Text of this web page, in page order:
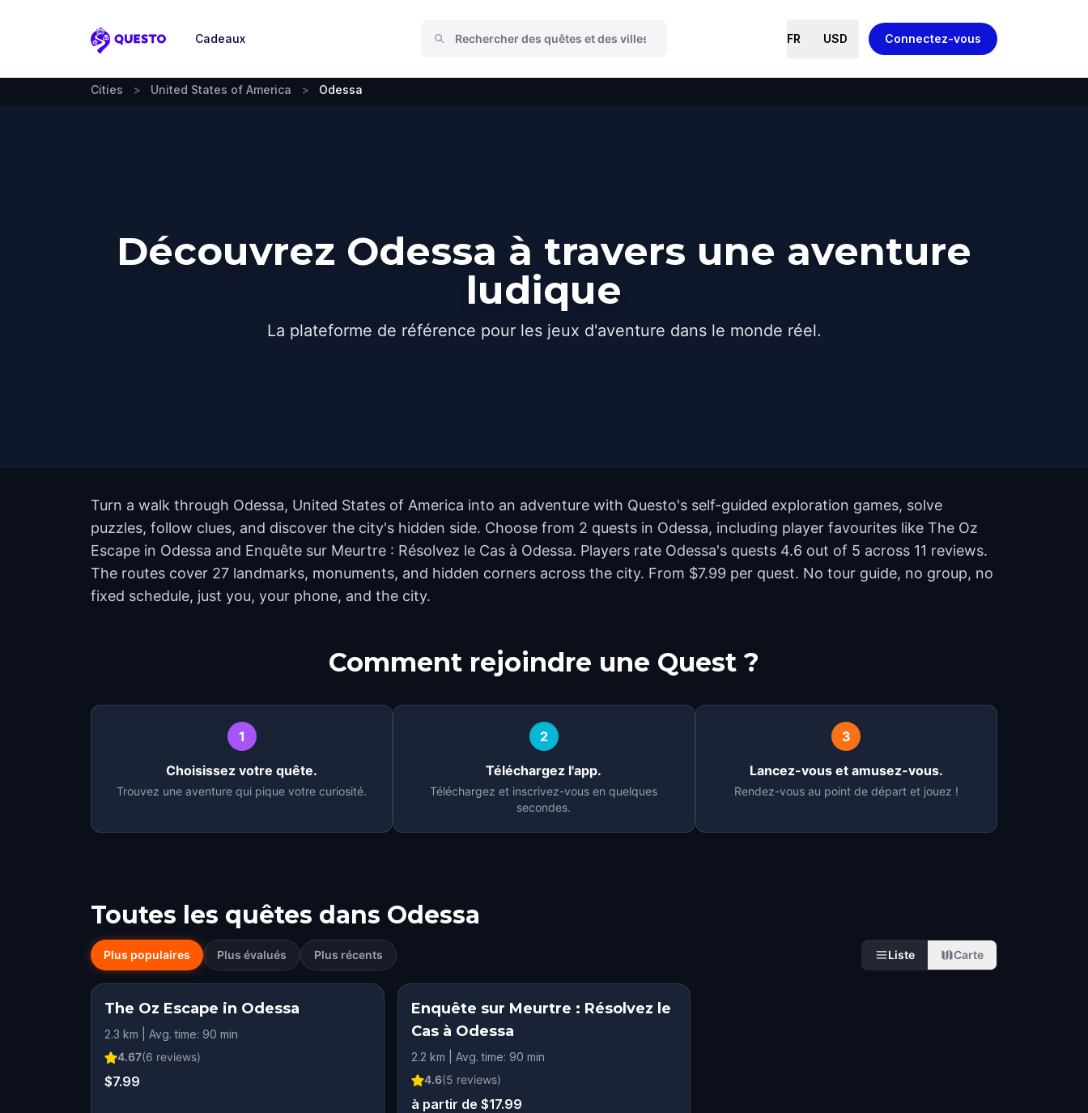
Questo
Cadeaux FR USD Connectez-vous
Cities > United States of America > Odessa
Découvrez Odessa à travers une aventure
ludique
La plateforme de référence pour les jeux d'aventure dans le monde réel.
Turn a walk through Odessa, United States of America into an adventure with Questo's self-guided exploration games, solve
puzzles, follow clues, and discover the city's hidden side. Choose from 2 quests in Odessa, including player favourites like The Oz
Escape in Odessa and Enquête sur Meurtre : Résolvez le Cas à Odessa. Players rate Odessa's quests 4.6 out of 5 across 11 reviews.
The routes cover 27 landmarks, monuments, and hidden corners across the city. From $7.99 per quest. No tour guide, no group, no
fixed schedule, just you, your phone, and the city.
Comment rejoindre une Quest ?
1
Choisissez votre quête.
Trouvez une aventure qui pique votre curiosité.
2
Téléchargez l'app.
Téléchargez et inscrivez-vous en quelques
secondes.
3
Lancez-vous et amusez-vous.
Rendez-vous au point de départ et jouez !
Toutes les quêtes dans Odessa
Plus populaires Plus évalués Plus récents Liste Carte
The Oz Escape in Odessa
2.3 km | Avg. time: 90 min
4.67(6 reviews)
$7.99
Enquête sur Meurtre : Résolvez le
Cas à Odessa
2.2 km | Avg. time: 90 min
4.6(5 reviews)
à partir de $17.99